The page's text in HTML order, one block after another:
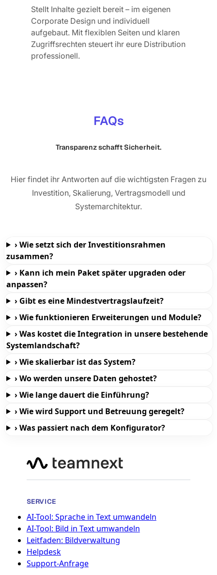
Stellt Inhalte gezielt bereit – im eigenen
Corporate Design und individuell
aufgebaut. Mit flexiblen Seiten und klaren
Zugriffsrechten steuert ihr eure Distribution
professionell.
FAQs
Transparenz schafft Sicherheit.
Hier findet ihr Antworten auf die wichtigsten Fragen zu
Investition, Skalierung, Vertragsmodell und
Systemarchitektur.
›Wie setzt sich der Investitionsrahmen
zusammen?
›Kann ich mein Paket später upgraden oder
anpassen?
›Gibt es eine Mindestvertragslaufzeit?
›Wie funktionieren Erweiterungen und Module?
›Was kostet die Integration in unsere bestehende
Systemlandschaft?
›Wie skalierbar ist das System?
›Wo werden unsere Daten gehostet?
›Wie lange dauert die Einführung?
›Wie wird Support und Betreuung geregelt?
›Was passiert nach dem Konfigurator?
SERVICE
AI-Tool: Sprache in Text umwandeln
AI-Tool: Bild in Text umwandeln
Leitfaden: Bildverwaltung
Helpdesk
Support-Anfrage